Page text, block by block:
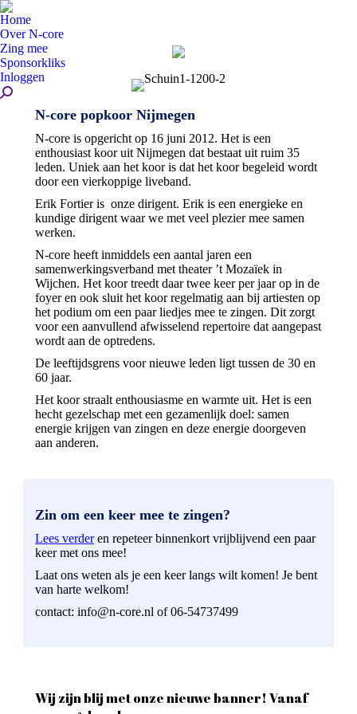
Home
Over N-core
Zing mee
Sponsorkliks
Inloggen
Zoeken:
N-core popkoor Nijmegen
N-core is opgericht op 16 juni 2012. Het is een
enthousiast koor uit Nijmegen dat bestaat uit ruim 35
leden. Uniek aan het koor is dat het koor begeleid wordt
door een vierkoppige liveband.
Erik Fortier is onze dirigent. Erik is een energieke en
kundige dirigent waar we met veel plezier mee samen
werken.
N-core heeft inmiddels een aantal jaren een
samenwerkingsverband met theater ’t Mozaïek in
Wijchen. Het koor treedt daar twee keer per jaar op in de
foyer en ook sluit het koor regelmatig aan bij artiesten op
het podium om een paar liedjes mee te zingen. Dit zorgt
voor een aanvullend afwisselend repertoire dat aangepast
wordt aan de optredens.
De leeftijdsgrens voor nieuwe leden ligt tussen de 30 en
60 jaar.
Het koor straalt enthousiasme en warmte uit. Het is een
hecht gezelschap met een gezamenlijk doel: samen
energie krijgen van zingen en deze energie doorgeven
aan anderen.
Zin om een keer mee te zingen?
Lees verderen repeteer binnenkort vrijblijvend een paar
keer met ons mee!
Laat ons weten als je een keer langs wilt komen! Je bent
van harte welkom!
contact: info@n-core.nl of 06-54737499
Wij zijn blij met onze nieuwe banner! Vanaf